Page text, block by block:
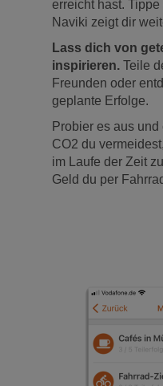
erreicht hast.
Naviki zeigt dir
Lass dich von
inspirieren.Teile
Freunden oder
geplante Erfolge.
Probier es aus
CO2 du
im Laufe der Zeit
Geld du per